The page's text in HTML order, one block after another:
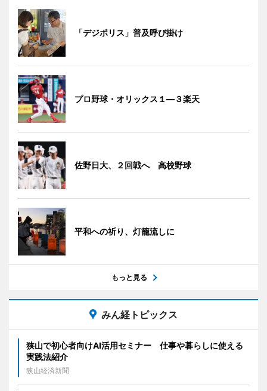
「デジポリス」普及呼び掛け
プロ野球・オリックス１―３楽天
佐野日大、２回戦へ 高校野球
平和への祈り、灯籠流しに
もっと見る
みん経トピックス
狭山で初心者向けAI活用セミナー 仕事や暮らしに使える
実践法紹介
狭山経済新聞